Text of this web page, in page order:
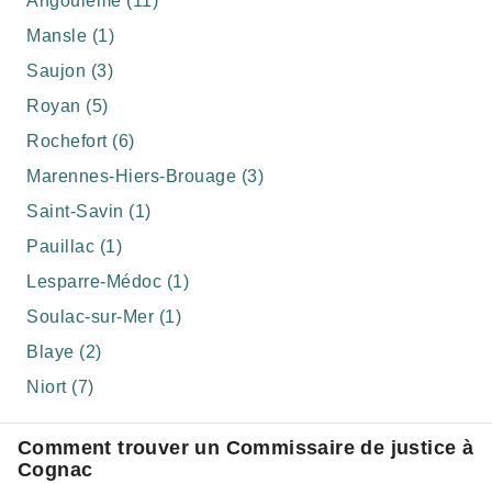
Mansle (1)
Saujon (3)
Royan (5)
Rochefort (6)
Marennes-Hiers-Brouage (3)
Saint-Savin (1)
Pauillac (1)
Lesparre-Médoc (1)
Soulac-sur-Mer (1)
Blaye (2)
Niort (7)
Comment trouver un Commissaire de justice à
Cognac